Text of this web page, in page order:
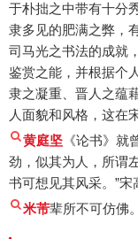
于朴拙之中带有十分
隶多见的肥满之弊，
司马光之书法的成就
鉴赏之能，并根据个
隶之凝重、晋人之蕴
人面貌和风格，这在
黄庭坚 《论书》就
劲，似其为人，所谓
书可想见其风采。”
米芾辈所不可仿佛